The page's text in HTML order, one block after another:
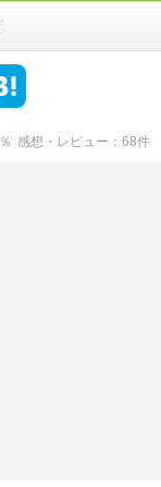
％ 感想・レビュー 68件